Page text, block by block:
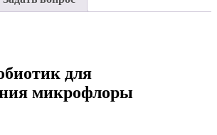
для
микрофлоры